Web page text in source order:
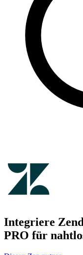
Integriere
PRO für